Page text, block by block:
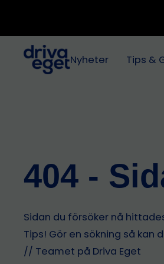
Nyheter Tips &
404 -
Sidan du försöker nå
Tips! Gör en sökning så
// Teamet på Driva Eget